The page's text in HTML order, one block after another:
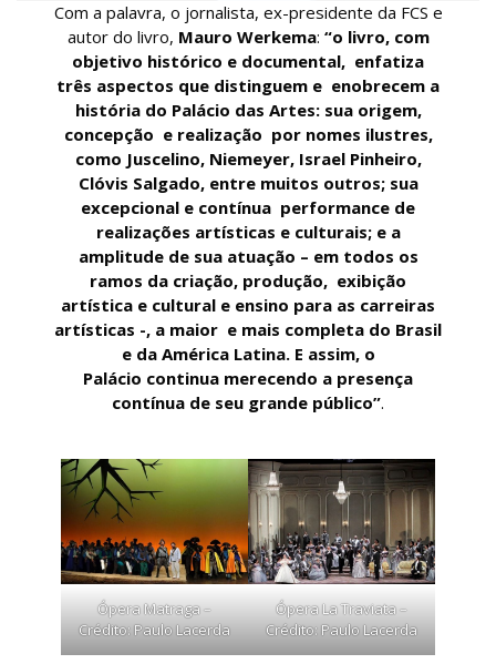
Com a palavra, o jornalista, ex-presidente da FCS e
autor do livro, Mauro Werkema: “o livro, com
objetivo histórico e documental, enfatiza
três aspectos que distinguem e enobrecem a
história do Palácio das Artes: sua origem,
concepção e realização por nomes ilustres,
como Juscelino, Niemeyer, Israel Pinheiro,
Clóvis Salgado, entre muitos outros; sua
excepcional e contínua performance de
realizações artísticas e culturais; e a
amplitude de sua atuação – em todos os
ramos da criação, produção, exibição
artística e cultural e ensino para as carreiras
artísticas -, a maior e mais completa do Brasil
e da América Latina. E assim, o
Palácio continua merecendo a presença
contínua de seu grande público”.
Ópera Matraga –
Crédito: Paulo Lacerda
Ópera La Traviata –
Crédito: Paulo Lacerda